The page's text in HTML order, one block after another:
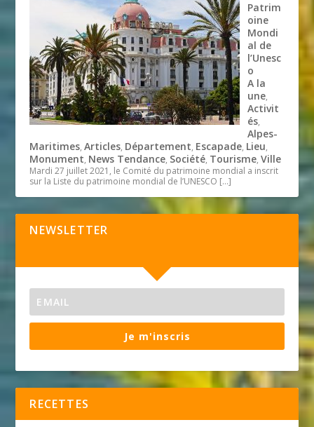
Patrim
oine
Mondi
al de
l’Unesc
o
A la
une,
Activit
és,
Alpes-
Maritimes,Articles, Département, Escapade, Lieu,
Monument, News Tendance, Société, Tourisme,Ville
Mardi 27 juillet 2021, le Comité du patrimoine mondial a inscrit
sur la Liste du patrimoine mondial de l’UNESCO […]
NEWSLETTER
Je m'inscris
RECETTES